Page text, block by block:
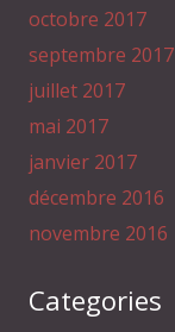
octobre 2017
septembre 2017
juillet 2017
mai 2017
janvier 2017
décembre 2016
novembre 2016
Categories